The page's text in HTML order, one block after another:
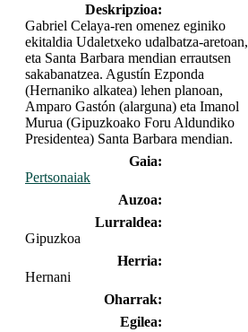
Deskripzioa:
Gabriel Celaya-ren omenez eginiko
ekitaldia Udaletxeko udalbatza-aretoan,
eta Santa Barbara mendian errautsen
sakabanatzea. Agustín Ezponda
(Hernaniko alkatea) lehen planoan,
Amparo Gastón (alarguna) eta Imanol
Murua (Gipuzkoako Foru Aldundiko
Presidentea) Santa Barbara mendian.
Gaia:
Pertsonaiak
Auzoa:
Lurraldea:
Gipuzkoa
Herria:
Hernani
Oharrak:
Egilea: